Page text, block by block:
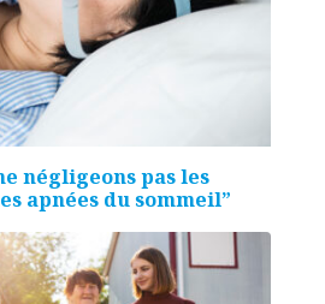
négligeons pas les
apnées du sommeil”